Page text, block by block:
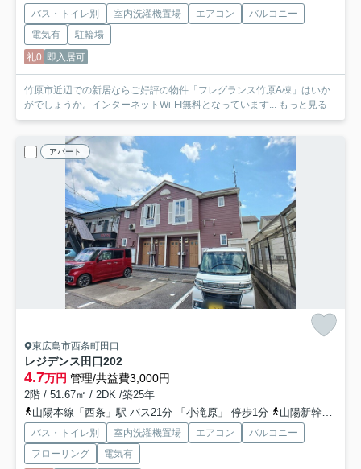
バス・トイレ別 室内洗濯機置場 エアコン
バルコニー
電気有
駐輪場
礼0 即入居可
竹原市近辺での新居ならご好評の物件「フレグランス竹原A棟」はいか
がでしょうか。インターネットWi-FI無料となっています...
もっと見る
アパート
東広島市西条町田口
レジデンス田口202
4.7万円 管理/共益費3,000円
2階 / 51.67㎡ / 2DK /築25年
山陽本線「西条」駅 バス21分 「小滝原」 停歩1分
山陽新幹線「東広島」駅 徒歩35分
バス・トイレ別 室内洗濯機置場 エアコン
バルコニー
フローリング
電気有